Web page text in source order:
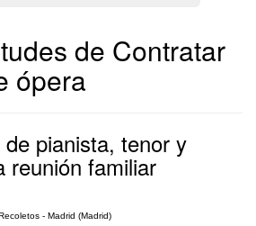
de Contratar
ópera
pianista, tenor y
reunión familiar
- Madrid (Madrid)